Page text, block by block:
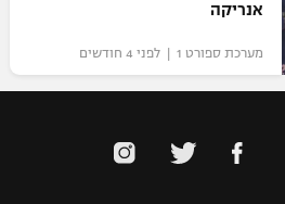
אנריקה
מערכת ספורט 1 | לפני 4 חודשים